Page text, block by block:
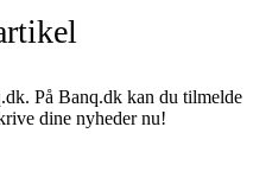
På Banq.dk kan du tilmelde
dine nyheder nu!